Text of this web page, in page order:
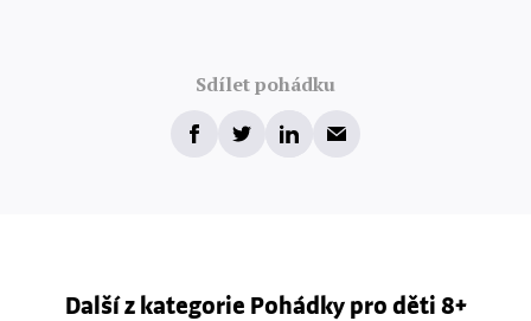
Sdílet pohádku
Další z kategorie Pohádky pro děti 8+